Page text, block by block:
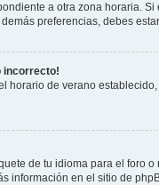
a otra zona horaria.
preferencias, debes
incorrecto!
de verano
de tu idioma para el
información en el sitio de